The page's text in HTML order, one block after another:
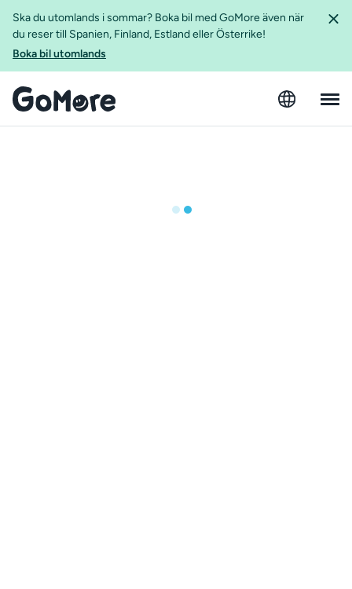
Ska du utomlands i sommar? Boka bil med GoMore även när
du reser till Spanien, Finland, Estland eller Österrike!
Boka bil utomlands